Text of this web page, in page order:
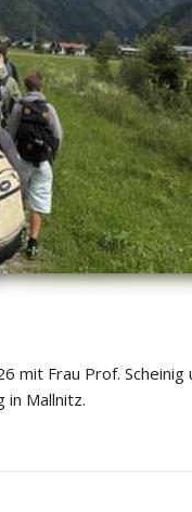
mit Frau Prof. Scheinig
in Mallnitz.